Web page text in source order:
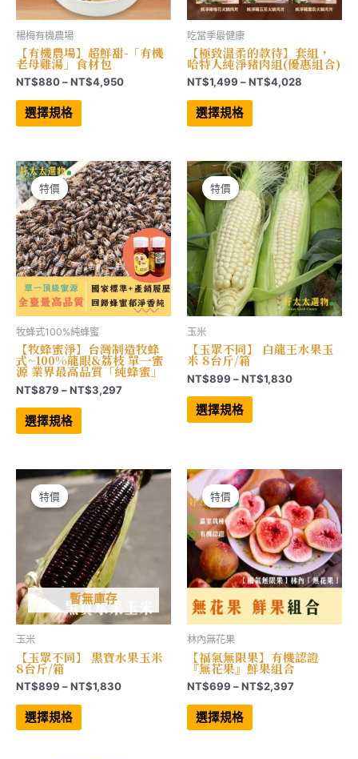
楊梅有機農場
【有機農場】超鮮甜-「有機
老母雞湯」食材包
NT$880–NT$4,950價
NT$4,950
選擇規格
此
品
款
式。
可
在
產
品
頁
面
選
擇
選
項
吃當季最健康
【極致溫柔的款待】套組，
哈特人純淨豬肉組(優惠組合)
NT$1,499 –NT$4,028
NT$4,028
選擇規格
此
品
款
式。
可
在
產
品
頁
面
選
擇
選
項
特價
特價
牧蜂式100%純蜂蜜
【牧蜂蜜淨】台灣制造牧蜂
式~100%龍眼&荔枝 單一蜜
源 業界最高品質「純蜂蜜」
NT$879 –NT$3,297價
NT$3,297
選擇規格
此
品
款
式。
可
在
產
品
頁
面
選
擇
選
項
特價
特價
玉米
【玉眾不同】 白龍王水果玉
米 8台斤/箱
NT$899 –NT$1,830價
選擇規格
此
品
式。
可
在
產
品
頁
面
選
擇
選
項
特價
暫無庫存
特價
玉米
【玉眾不同】 黑寶水果玉米
8台斤/箱
NT$899 –NT$1,830價
選擇規格
此
品
特價
特價
林內無花果
【福氣無限果】有機認證
『無花果』鮮果組合
NT$699 –NT$2,397價
選擇規格
此
品